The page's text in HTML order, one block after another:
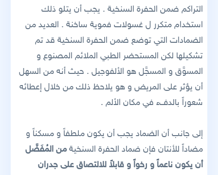
التراكم ضمن الحفرة السنخية . يجب أن يتلو ذلك
استخدام متكرر ل غسولات فموية ساخنة . العديد من
الضمادات التي توضع ضمن الحفرة السنخية قد تم
تشكيلها لكن المستحضر الطبي الملائم المصنوع و
المسوَّق و المسجَّل هو الألفوجيل . حيث أنه من السهل
أن يؤثر على المريض و هو يلاحظ ذلك من خلال إعطائه
شعوراً بالدفء في مكان الألم .
إلى جانب أن الضماد يجب أن يكون ملطفاً و مسكناً و
مضاداً للأنتان فإن ضماد الحفرة السنخيةمن المُفَضَّل
أن يكون ناعماً و رخواً و قابلاً للالتصاق على جدران